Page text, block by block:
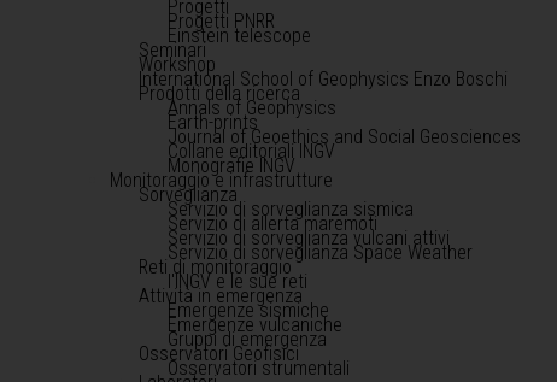
Progetti
Progetti PNRR
Einstein telescope
Seminari
Workshop
International School of Geophysics Enzo Boschi
Prodotti della ricerca
Annals of Geophysics
Earth-prints
Journal of Geoethics and Social Geosciences
Collane editoriali INGV
Monografie INGV
Monitoraggio e infrastrutture
Sorveglianza
Servizio di sorveglianza sismica
Servizio di allerta maremoti
Servizio di sorveglianza vulcani attivi
Servizio di sorveglianza Space Weather
Reti di monitoraggio
l'INGV e le sue reti
Attività in emergenza
Emergenze sismiche
Emergenze vulcaniche
Gruppi di emergenza
Osservatori Geofisici
Osservatori strumentali